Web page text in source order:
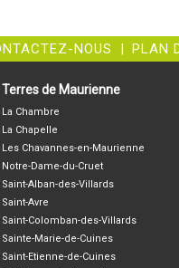
NOUS | PLAN
Terres de Maurienne
La Chambre
La Chapelle
Les Chavannes-en-Maurienne
Notre-Dame-du-Cruet
Saint-Alban-des-Villards
Saint-Avre
Saint-Colomban-des-Villards
Sainte-Marie-de-Cuines
Saint-Etienne-de-Cuines